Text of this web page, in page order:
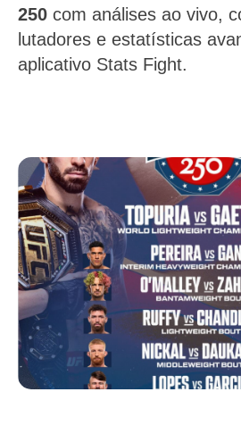
250 com análises ao vivo,
lutadores e estatísticas
aplicativo Stats Fight.